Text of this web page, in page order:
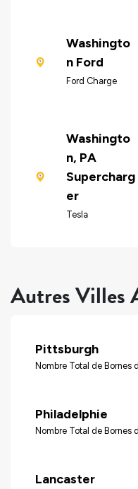
Washingto
n Ford
Ford Charge
Washingto
n, PA
Supercharg
er
Tesla
Autres Villes
Pittsburgh
Nombre Total de Bornes
Philadelphie
Nombre Total de Bornes
Lancaster